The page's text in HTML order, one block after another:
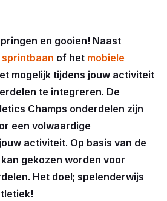
en gooien! Naast
sprintbaan of het mobiele
mogelijk tijdens jouw activiteit
te integreren. De
Champs onderdelen zijn
een volwaardige
activiteit. Op basis van de
gekozen worden voor
Het doel; spelenderwijs